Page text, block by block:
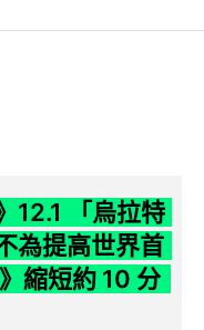
12.1 「烏拉特
為提高世界首
縮短約 10 分